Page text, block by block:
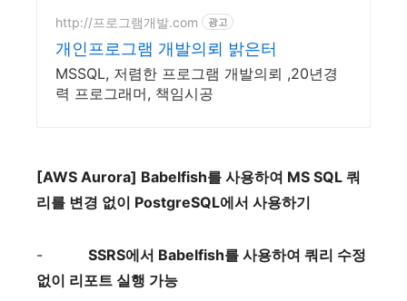
http://프로그램개발.com 광고
개인프로그램 개발의뢰 밝은터
MSSQL, 저렴한 프로그램 개발의뢰 ,20년경
력 프로그래머, 책임시공
[AWS Aurora] Babelfish를 사용하여 MS SQL 쿼
리를 변경 없이 PostgreSQL에서 사용하기
- SSRS에서 Babelfish를 사용하여 쿼리 수정
없이 리포트 실행 가능